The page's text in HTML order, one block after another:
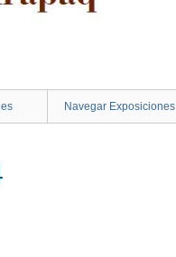
Navegar Exposiciones